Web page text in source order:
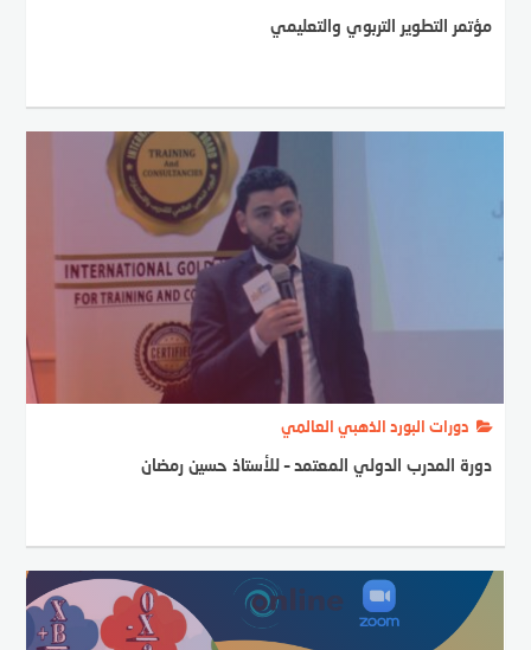
مؤتمر التطوير التربوي والتعليمي
دورات البورد الذهبي العالمي
دورة المدرب الدولي المعتمد – للأستاذ حسين رمضان